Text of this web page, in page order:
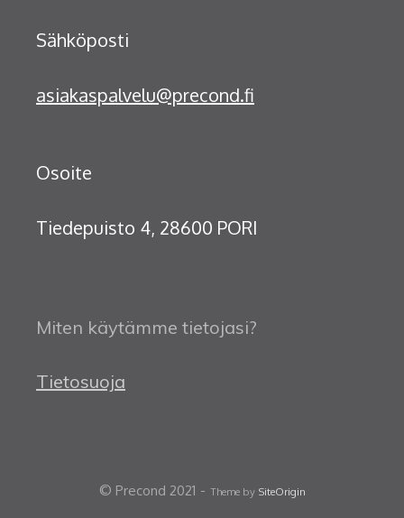
Sähköposti
asiakaspalvelu@precond.fi
Osoite
Tiedepuisto 4, 28600 PORI
Miten käytämme tietojasi?
Tietosuoja
© Precond 2021 Theme by SiteOrigin